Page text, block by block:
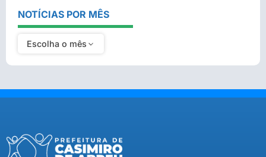
NOTÍCIAS POR MÊS
Escolha o mês